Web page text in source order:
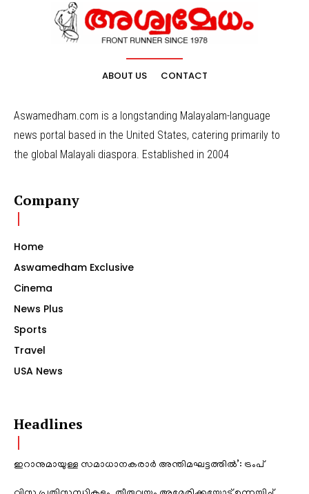
ABOUT US CONTACT
Aswamedham.com is a longstanding Malayalam-language
news portal based in the United States, catering primarily to
the global Malayali diaspora. Established in 2004
Company
Home
Aswamedham Exclusive
Cinema
News Plus
Sports
Travel
USA News
Headlines
ഇറാനുമായുള്ള സമാധാനകരാർ അന്തിമഘട്ടത്തിൽ‌’: ട്രംപ്